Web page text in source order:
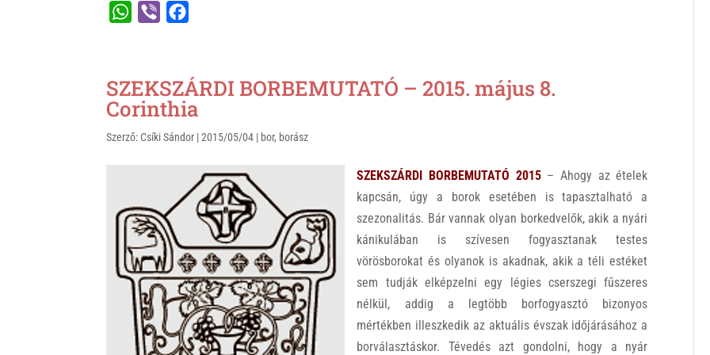
W
t
s
p
e
r
e
b
o
o
SZEKSZÁRDI BORBEMUTATÓ – 2015. május 8.
Corinthia
Szerző: Csíki Sándor |2015/05/04 | bor, borász
SZEKSZÁRDI BORBEMUTATÓ 2015– Ahogy az ételek
kapcsán, úgy a borok esetében is tapasztalható a
szezonalitás. Bár vannak olyan borkedvelők, akik a nyári
kánikulában is szívesen fogyasztanak testes
vörösborokat és olyanok is akadnak, akik a téli estéket
sem tudják elképzelni egy légies cserszegi fűszeres
nélkül, addig a legtöbb borfogyasztó bizonyos
mértékben illeszkedik az aktuális évszak időjárásához a
borválasztáskor. Tévedés azt gondolni, hogy a nyár